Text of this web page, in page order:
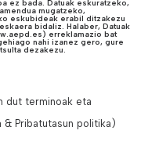
ez bada. Datuak eskuratzeko,
mugatzeko,
eskubideak erabil ditzakezu
bidaliz. Halaber, Datuak
erreklamazio bat
nahi izanez gero, gure
dezakezu.
dut terminoak eta
& Pribatutasun politika )